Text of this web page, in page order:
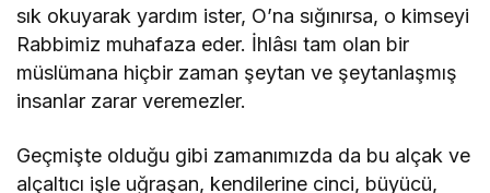
sık okuyarak yardım ister, O’na sığınırsa, o kimseyi
Rabbimiz muhafaza eder. İhlâsı tam olan bir
müslümana hiçbir zaman şeytan ve şeytanlaşmış
insanlar zarar veremezler.
Geçmişte olduğu gibi zamanımızda da bu alçak ve
alçaltıcı işle uğraşan, kendilerine cinci, büyücü,